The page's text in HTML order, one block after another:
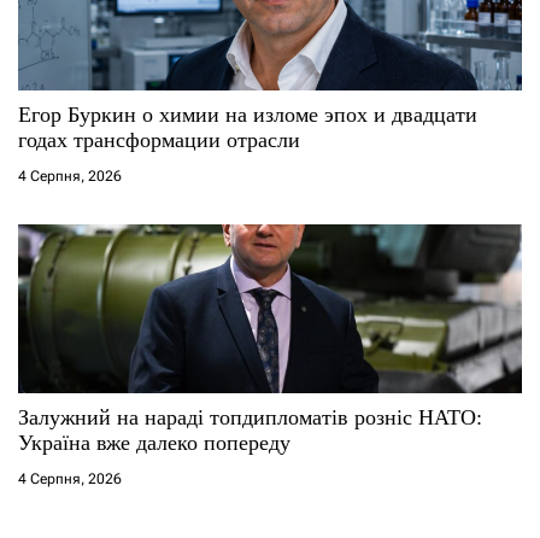
Егор Буркин о химии на изломе эпох и двадцати
годах трансформации отрасли
4 Серпня, 2026
Залужний на нараді топдипломатів розніс НАТО:
Україна вже далеко попереду
4 Серпня, 2026